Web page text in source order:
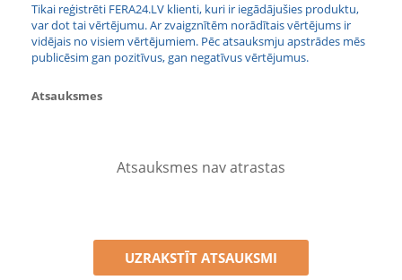
Tikai reģistrēti FERA24.LV klienti, kuri ir iegādājušies produktu,
var dot tai vērtējumu. Ar zvaigznītēm norādītais vērtējums ir
vidējais no visiem vērtējumiem. Pēc atsauksmju apstrādes mēs
publicēsim gan pozitīvus, gan negatīvus vērtējumus.
Atsauksmes
Atsauksmes nav atrastas
UZRAKSTĪT ATSAUKSMI